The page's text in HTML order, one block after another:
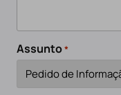
Assunto*